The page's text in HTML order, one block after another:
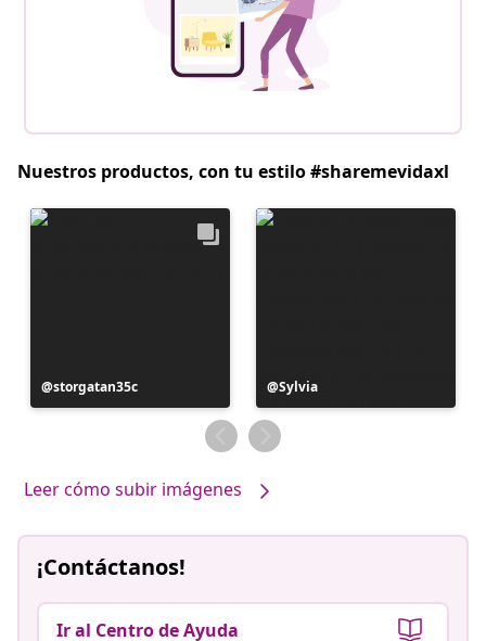
Nuestros productos, con tu estilo #sharemevidaxl
Publicación
realizada
storgatan35c
Publicación
realizada
por
Sylvia
Leer cómo subir imágenes
¡Contáctanos!
Ir al Centro de Ayuda